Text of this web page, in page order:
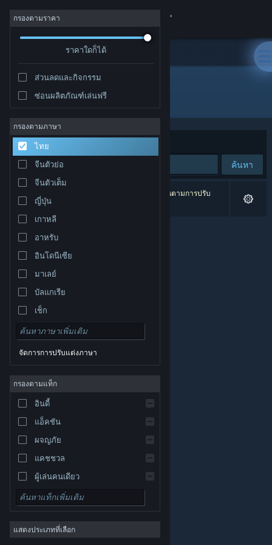
เข้าสู่ระบบ
ชุมชน
เกี่ยวกับ
ฝ่ายสนับสนุน
เปลี่ยนภาษา
รับแอป Steam แบบพกพา
ชมเว็บไซต์สำหรับเดสก์ท็อป
© Valve Corporation สงวนลิขสิทธิ์ เครื่องหมายการค้า
ทั้งหมดเป็นทรัพย์สินของเจ้าของที่เกี่ยวข้องในสหรัฐอเมริกา
และประเทศอื่นนโยบายความเป็นส่วนตัว|กฎหมาย
การคืนเงิน |
กรองตามราคา
ราคาใดก็ได้
ส่วนลดและกิจกรรม
ซ่อนผลิตภัณฑ์เล่นฟรี
กรองตามภาษา
ไทย
จีนตัวย่อ
จีนตัวเต็ม
ญี่ปุ่น
เกาหลี
อาหรับ
อินโดนีเซีย
มาเลย์
บัลแกเรีย
เช็ก
เดนมาร์ก
อังกฤษ
สเปน
สเปน-ลาตินอเมริกา
กรีก
จัดการการปรับแต่งภาษา
กรองตามแท็ก
อินดี้
แอ็คชัน
ผจญภัย
แคชชวล
ผู้เล่นคนเดียว
จำลองสถานการณ์
เกมสวมบทบาท
กลยุทธ์
แสดงประเภทที่เลือก
ผู้พัฒนา: Actalogic
จัดเรียงตาม
ค้นหา
0 ผลลัพธ์ตรงกับที่คุณค้นหา 5 ผลิตภัณฑ์ได้ถูกละเว้นตามการปรับ
แต่งของคุณ